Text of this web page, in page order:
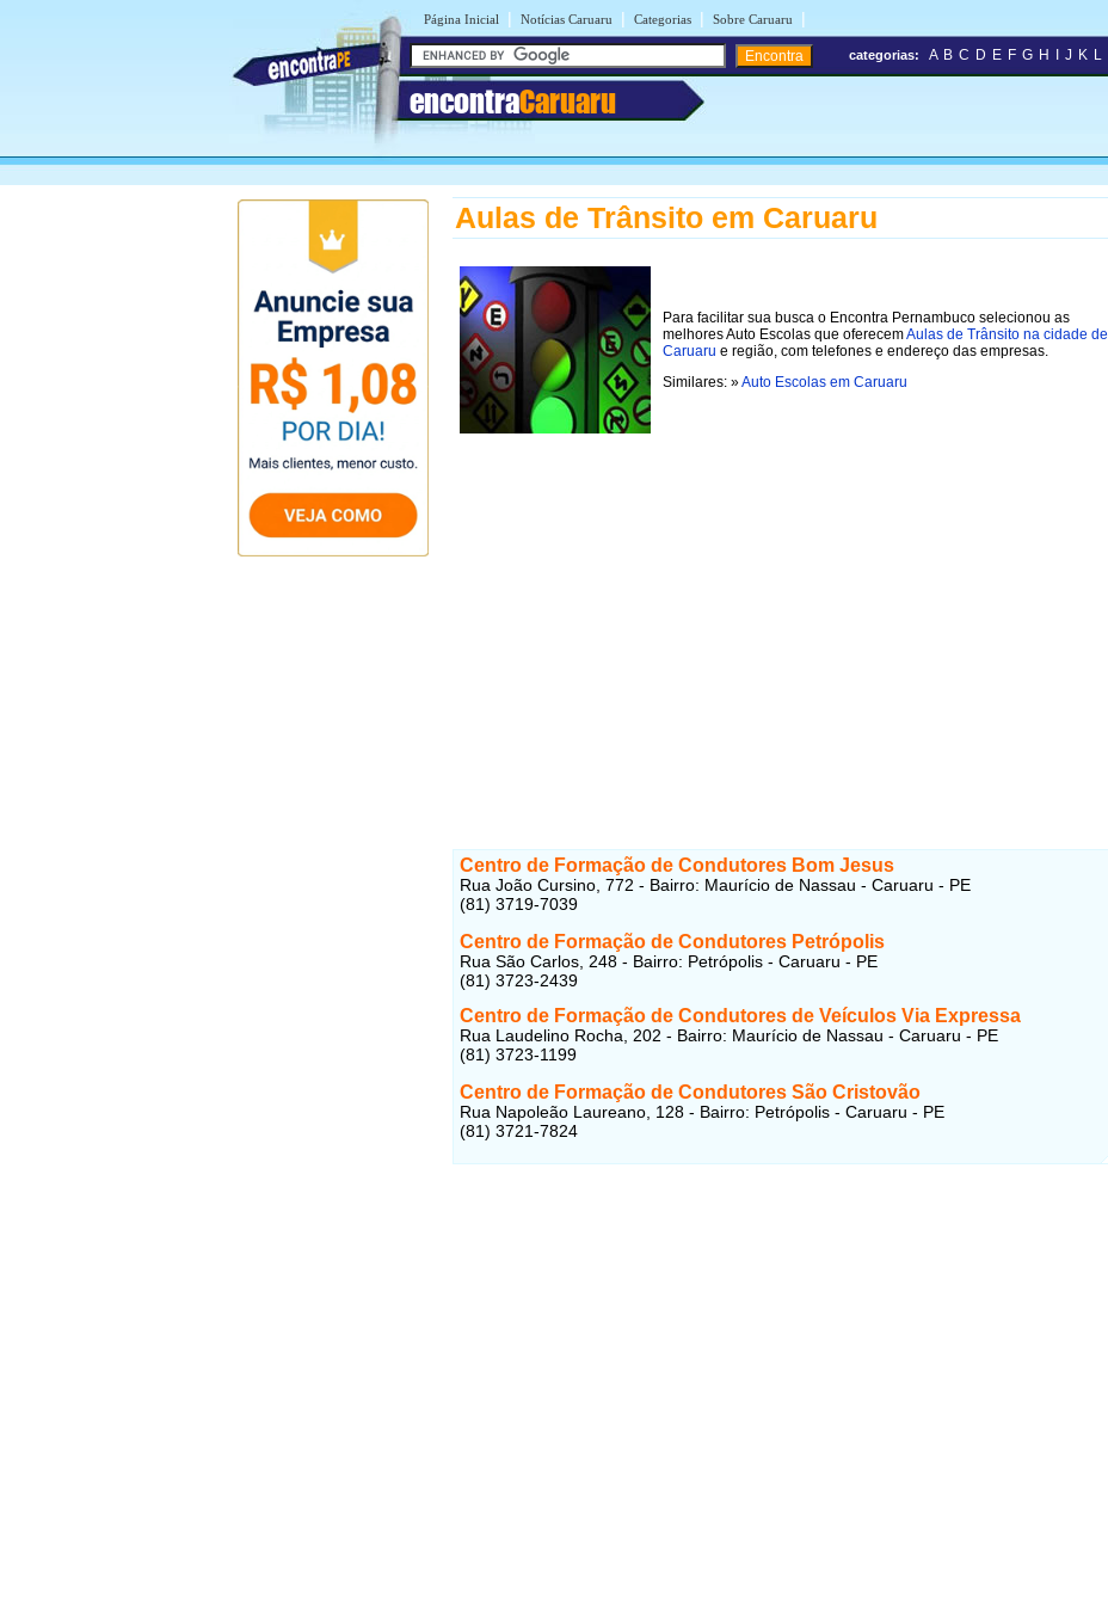
Página Inicial | Notícias Caruaru | Categorias | Sobre Caruaru |
encontraCaruaru
categorias: A B C D E F G H J K L
Aulas de Trânsito em Caruaru
Para facilitar sua busca o Encontra Pernambuco selecionou as
melhores Auto Escolas que oferecemAulas de Trânsito na cidade de
Caruaru e região, com telefones e endereço das empresas.
Similares: »Auto Escolas em Caruaru
Centro de Formação de Condutores Bom Jesus
Rua João Cursino, 772 - Bairro: Maurício de Nassau - Caruaru - PE
(81) 3719-7039
Centro de Formação de Condutores Petrópolis
Rua São Carlos, 248 - Bairro: Petrópolis - Caruaru - PE
(81) 3723-2439
Centro de Formação de Condutores de Veículos Via Expressa
Rua Laudelino Rocha, 202 - Bairro: Maurício de Nassau - Caruaru - PE
(81) 3723-1199
Centro de Formação de Condutores São Cristovão
Rua Napoleão Laureano, 128 - Bairro: Petrópolis - Caruaru - PE
(81) 3721-7824